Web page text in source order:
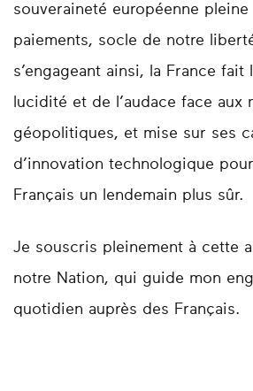
souveraineté européenne
paiements, socle de notre
s’engageant ainsi, la France fait
lucidité et de l’audace face aux
géopolitiques, et mise sur ses
d’innovation technologique
Français un lendemain plus sûr.
Je souscris pleinement à cette
notre Nation, qui guide mon
quotidien auprès des Français.